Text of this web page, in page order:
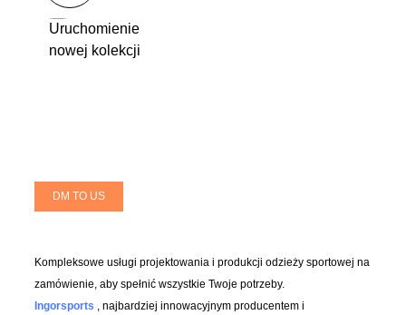
Uruchomienie
nowej kolekcji
DM TO US
Kompleksowe usługi projektowania i produkcji odzieży sportowej na
zamówienie, aby spełnić wszystkie Twoje potrzeby.
Ingorsports , najbardziej innowacyjnym producentem i